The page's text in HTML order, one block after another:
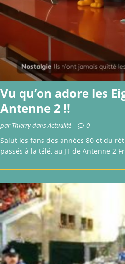
Vu qu’on adore les
Antenne 2 !!
par Thierry dans Actualité 0
Salut les fans des années 80 et du
passés à la télé, au JT de Antenne 2